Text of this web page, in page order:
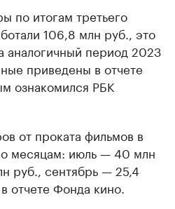
по итогам третьего
106,8 млн руб., это
аналогичный период 2023
приведены в отчете
ознакомился РБК
от проката фильмов в
месяцам: июль — 40 млн
руб., сентябрь — 25,4
отчете Фонда кино.